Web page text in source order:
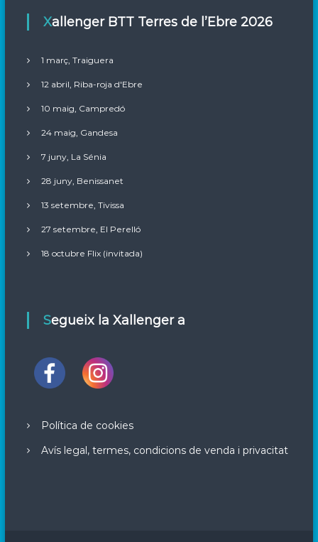
Xallenger BTT Terres de l’Ebre 2026
1 març, Traiguera
12 abril, Riba-roja d'Ebre
10 maig, Campredó
24 maig, Gandesa
7 juny, La Sénia
28 juny, Benissanet
13 setembre, Tivissa
27 setembre, El Perelló
18 octubre Flix (invitada)
Segueix la Xallenger a
Política de cookies
Avís legal, termes, condicions de venda i privacitat